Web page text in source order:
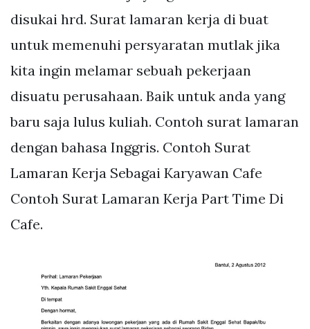
disukai hrd. Surat lamaran kerja di buat
untuk memenuhi persyaratan mutlak jika
kita ingin melamar sebuah pekerjaan
disuatu perusahaan. Baik untuk anda yang
baru saja lulus kuliah. Contoh surat lamaran
dengan bahasa Inggris. Contoh Surat
Lamaran Kerja Sebagai Karyawan Cafe
Contoh Surat Lamaran Kerja Part Time Di
Cafe.